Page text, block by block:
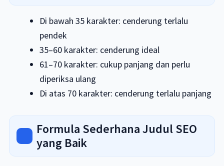
Di bawah 35 karakter: cenderung terlalu
pendek
35–60 karakter: cenderung ideal
61–70 karakter: cukup panjang dan perlu
diperiksa ulang
Di atas 70 karakter: cenderung terlalu panjang
Formula Sederhana Judul SEO
yang Baik